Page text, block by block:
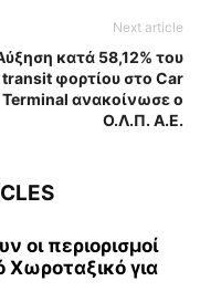
Next article
κατά 58,12% του
transit φορτίου στο Car
Terminal ανακοίνωσε ο
Ο.Λ.Π. Α.Ε.
οι περιορισμοί
Χωροταξικό για